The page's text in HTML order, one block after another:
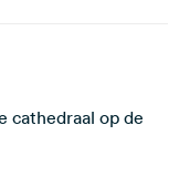
cathedraal op de